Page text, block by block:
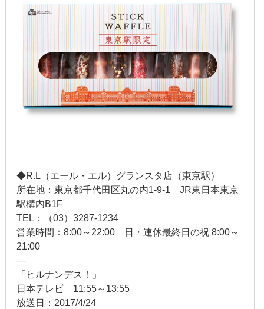
2019年2月
2019年1月
2018年12月
2018年11月
2018年10月
2018年7月
2018年5月
2018年3月
◆R.L（エール・エル）グランスタ店（東京駅）
所在地：東京都千代田区丸の内1-9-1 JR東日本東京
駅構内B1F
TEL：（03）3287-1234
営業時間：8:00～22:00 日・連休最終日の祝 8:00～
21:00
—
「ヒルナンデス！」
日本テレビ 11:55～13:55
放送日：2017/4/24